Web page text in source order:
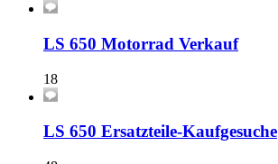
LS 650 Motorrad Verkauf
18
LS 650 Ersatzteile-Kaufgesuche